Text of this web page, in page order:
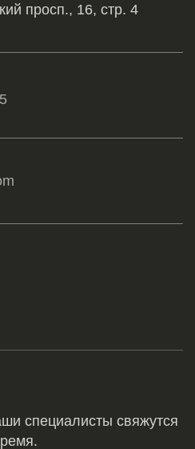
просп., 16, стр. 4
специалисты свяжутся